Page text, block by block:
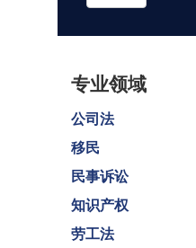
专业领域
公司法
移民
民事诉讼
知识产权
劳工法